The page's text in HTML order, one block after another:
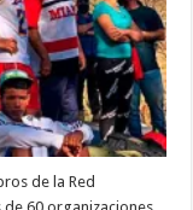
de la Red